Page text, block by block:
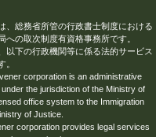
、総務省所管の行政書士制度における
の取次制度有資格事務所です。
以下の行政機関等に係る法的サービス
。
corporation is an administrative
the jurisdiction of the Ministry of
office system to the Immigration
of Justice.
corporation provides legal services